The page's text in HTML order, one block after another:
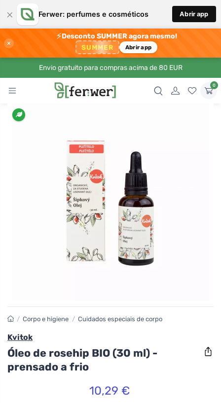
× Ferwer: perfumes e cosméticos Abrir app
×
⚡Desconto SUMMER agora mesmo!
SUMMER Abrir app
Envio gratuito para compras acima de 80 EUR
0
/ Corpo e higiene / Cuidados especiais de corpo
Kvitok
Óleo de rosehip BIO (30 ml) -
prensado a frio
10,29 €